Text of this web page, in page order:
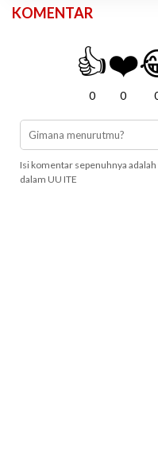
KOMENTAR
👍
0
❤️
0
Isi komentar sepenuhnya
dalam UU ITE